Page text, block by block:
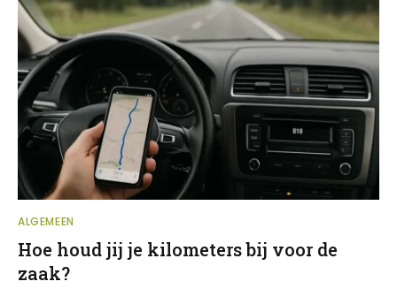
ALGEMEEN
Hoe houd jij je kilometers bij voor de
zaak?